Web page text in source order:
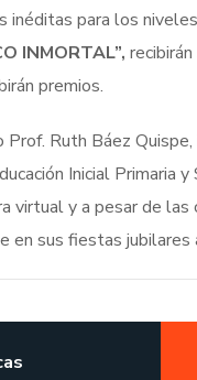
inéditas para los
INMORTAL”,
premios.
Prof. Ruth Báez
Inicial Primaria
virtual y a pesar de
en sus fiestas jubilares